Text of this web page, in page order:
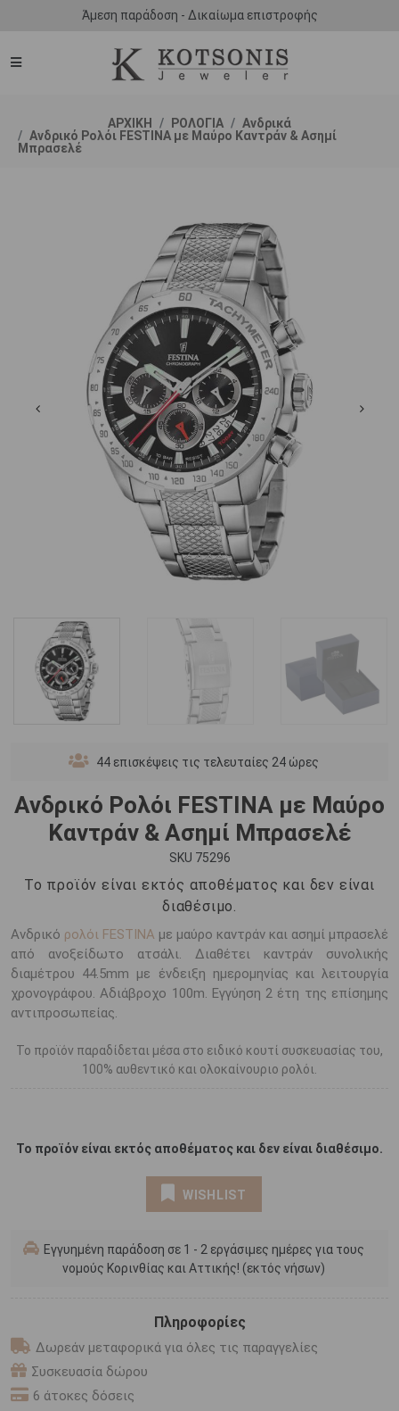
Άμεση παράδοση - Δικαίωμα επιστροφής
ΑΡΧΙΚΗ ΡΟΛΟΓΙΑ
Ανδρικά
Ανδρικό Ρολόι FESTINA με Μαύρο Καντράν & Ασημί
Μπρασελέ
44 επισκέψεις τις τελευταίες 24 ώρες
Ανδρικό Ρολόι FESTINA με Μαύρο
Καντράν & Ασημί Μπρασελέ
SKU 75296
Το προϊόν είναι εκτός αποθέματος και δεν είναι
διαθέσιμο.
Ανδρικό ρολόι FESTINA με μαύρο καντράν και ασημί μπρασελέ
από ανοξείδωτο ατσάλι. Διαθέτει καντράν συνολικής
διαμέτρου 44.5mm με ένδειξη ημερομηνίας και λειτουργία
χρονογράφου. Αδιάβροχο 100m. Εγγύηση 2 έτη της επίσημης
αντιπροσωπείας.
Το προϊόν παραδίδεται μέσα στο ειδικό κουτί συσκευασίας του,
100% αυθεντικό και ολοκαίνουριο ρολόι.
Το προϊόν είναι εκτός αποθέματος και δεν είναι διαθέσιμο.
WISHLIST
Εγγυημένη παράδοση σε 1 - 2 εργάσιμες ημέρες για τους
νομούς Κορινθίας και Αττικής! (εκτός νήσων)
Πληροφορίες
Δωρεάν μεταφορικά για όλες τις παραγγελίες
Συσκευασία δώρου
6 άτοκες δόσεις